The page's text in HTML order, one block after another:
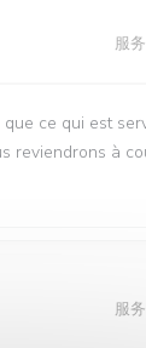
服务
ce qui est
reviendrons à
服务